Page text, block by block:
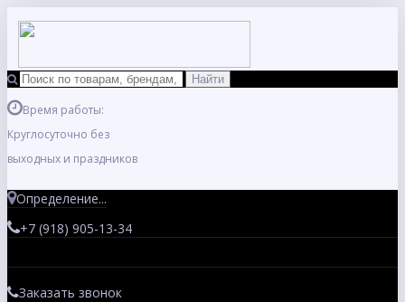
Время работы:
Круглосуточно без
выходных и праздников
Определение...
+7 (918) 905-13-34
Заказать звонок